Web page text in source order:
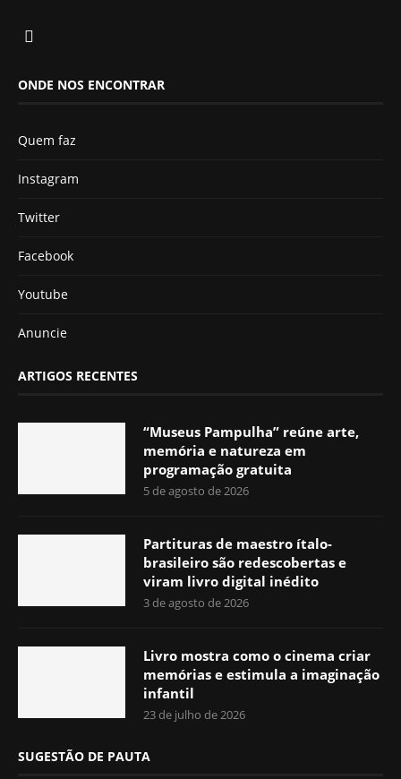
ONDE NOS ENCONTRAR
Quem faz
Instagram
Twitter
Facebook
Youtube
Anuncie
ARTIGOS RECENTES
“Museus Pampulha” reúne arte,
memória e natureza em
programação gratuita
5 de agosto de 2026
Partituras de maestro ítalo-
brasileiro são redescobertas e
viram livro digital inédito
3 de agosto de 2026
Livro mostra como o cinema criar
memórias e estimula a imaginação
infantil
23 de julho de 2026
SUGESTÃO DE PAUTA